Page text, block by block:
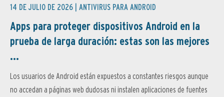
14 DE JULIO DE 2026 | ANTIVIRUS PARA ANDROID
Apps para proteger dispositivos Android en la
prueba de larga duración: estas son las mejores
...
Los usuarios de Android están expuestos a constantes riesgos aunque
no accedan a páginas web dudosas ni instalen aplicaciones de fuentes